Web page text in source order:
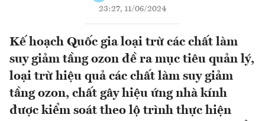
23:27, 11/06/2024
Kế hoạch Quốc gia loại trừ các chất làm
suy giảm tầng ozon đề ra mục tiêu quản lý,
loại trừ hiệu quả các chất làm suy giảm
tầng ozon, chất gây hiệu ứng nhà kính
được kiểm soát theo lộ trình thực hiện